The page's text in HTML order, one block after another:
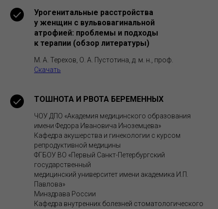
Урогенитальные расстройства
у женщин с вульвовагинальной
атрофией: проблемы и подходы
к терапии (обзор литературы)
М. А. Терехов, О. А. Пустотина, д. м. н., проф.
Скачать
ТОШНОТА И РВОТА БЕРЕМЕННЫХ
ЧОУ ДПО «Академия медицинского образования
имени Федора Ивановича Иноземцева»
Кафедра акушерства и гинекологии с курсом
репродуктивной медицины
ФГБОУ ВО «Первый Санкт-Петербургский
государственный
медицинский университет имени академика И.П.
Павлова»
Минздрава России
Кафедра внутренних болезней стоматологического